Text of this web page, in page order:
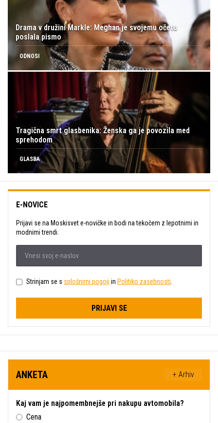
Drama v družini Markle: Meghan je svojemu očetu
poslala pismo
ODNOSI
Tragična smrt glasbenika: Ženska ga je povozila med
sprehodom
GLASBA
E-NOVICE
Prijavi se na Moskisvet e-novičke in bodi na tekočem z lepotnimi in
modnimi trendi.
Strinjam se s splošnimi pogoji in Politiko zasebnosti.
PRIJAVI SE
ANKETA + Arhiv
Kaj vam je najpomembnejše pri nakupu avtomobila?
Cena